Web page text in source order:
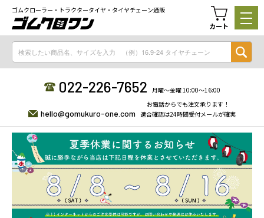
ゴムクローラー・トラクタータイヤ・タイヤチェーン通販
カート
022-226-7652 月曜〜金曜 10:00〜16:00
hello@gomukuro-one.com
お電話からでも注文承ります！
適合確認は24時間受付メールが確実